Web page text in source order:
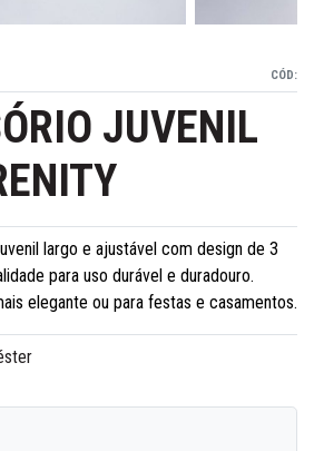
CÓD:
JUVENIL
largo e ajustável com design de 3
para uso durável e duradouro.
elegante ou para festas e casamentos.